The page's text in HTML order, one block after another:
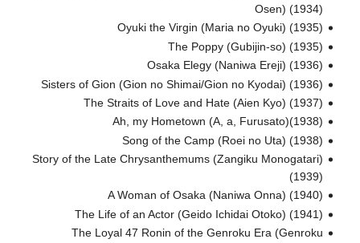
Osen) (1934)
Oyuki the Virgin (Maria no Oyuki) (1935)
The Poppy (Gubijin-so) (1935)
Osaka Elegy (Naniwa Ereji) (1936)
Sisters of Gion (Gion no Shimai/Gion no Kyodai) (1936)
The Straits of Love and Hate (Aien Kyo) (1937)
Ah, my Hometown (A, a, Furusato)(1938)
Song of the Camp (Roei no Uta) (1938)
Story of the Late Chrysanthemums (Zangiku Monogatari)
(1939)
A Woman of Osaka (Naniwa Onna) (1940)
The Life of an Actor (Geido Ichidai Otoko) (1941)
The Loyal 47 Ronin of the Genroku Era (Genroku